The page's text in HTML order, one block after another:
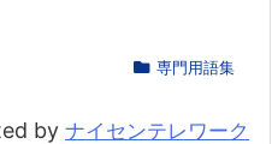
専門用語集
by ナイセンテレワーク